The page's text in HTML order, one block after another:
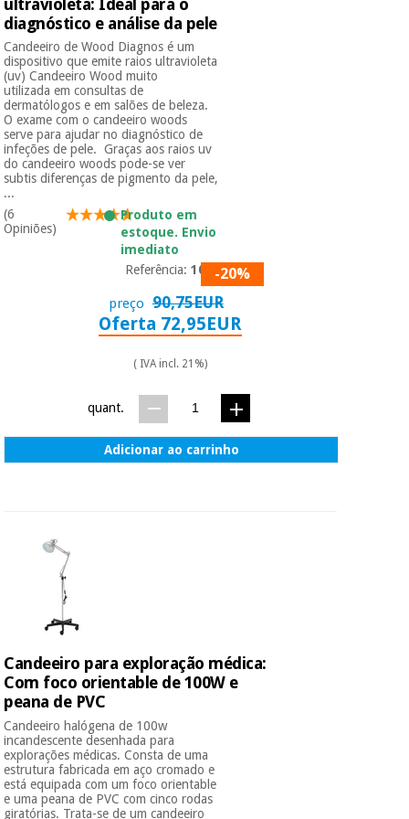
Instrumental
cirúrgico
(liquidação)
ultravioleta: Ideal para o
diagnóstico e análise da pele
Candeeiro de Wood Diagnos é um
dispositivo que emite raios ultravioleta
(uv) Candeeiro Wood muito
utilizada em consultas de
dermatólogos e em salões de beleza.
O exame com o candeeiro woods
serve para ajudar no diagnóstico de
infeções de pele. Graças aos raios uv
do candeeiro woods pode-se ver
subtis diferenças de pigmento da pele,
...
(6
Opiniões)
Produto em
estoque. Envio
imediato
Referência:1004-20%
preço 90,75EUR
Oferta 72,95EUR
( IVA incl. 21%)
quant.
Adicionar ao carrinho
Candeeiro para exploração médica:
Com foco orientable de 100W e
peana de PVC
Candeeiro halógena de 100w
incandescente desenhada para
explorações médicas. Consta de uma
estrutura fabricada em aço cromado e
está equipada com um foco orientable
e uma peana de PVC com cinco rodas
giratórias. Trata-se de um candeeiro